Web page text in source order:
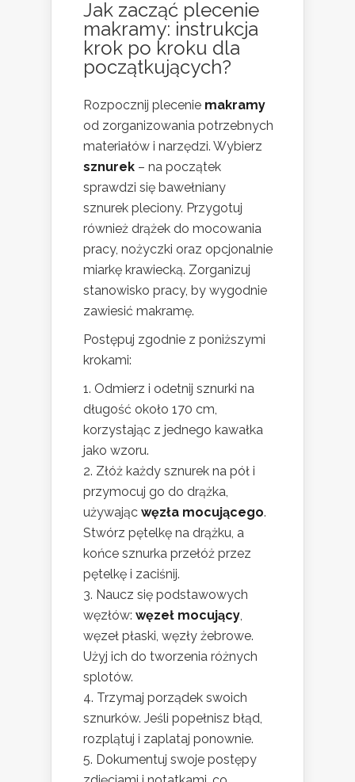
Jak zacząć plecenie
makramy: instrukcja
krok po kroku dla
początkujących?
Rozpocznij plecenie makramy
od zorganizowania potrzebnych
materiałów i narzędzi. Wybierz
sznurek – na początek
sprawdzi się bawełniany
sznurek pleciony. Przygotuj
również drążek do mocowania
pracy, nożyczki oraz opcjonalnie
miarkę krawiecką. Zorganizuj
stanowisko pracy, by wygodnie
zawiesić makramę.
Postępuj zgodnie z poniższymi
krokami:
Odmierz i odetnij sznurki na
długość około 170 cm,
korzystając z jednego kawałka
jako wzoru.
Złóż każdy sznurek na pół i
przymocuj go do drążka,
używając węzła mocującego.
Stwórz pętelkę na drążku, a
końce sznurka przełóż przez
pętelkę i zaciśnij.
Naucz się podstawowych
węzłów: węzeł mocujący,
węzeł płaski, węzły żebrowe.
Użyj ich do tworzenia różnych
splotów.
Trzymaj porządek swoich
sznurków. Jeśli popełnisz błąd,
rozplątuj i zaplataj ponownie.
Dokumentuj swoje postępy